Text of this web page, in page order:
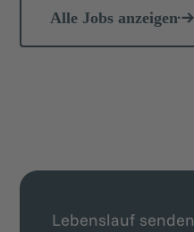
Alle Jobs anzeigen
Lebenslauf senden